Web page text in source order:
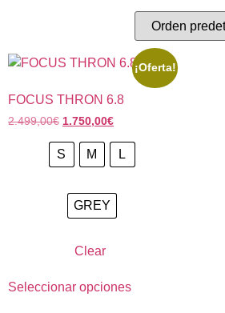
¡Oferta!
FOCUS THRON 6.8
2.499,00€ 1.750,00€
S M L
GREY
Clear
Seleccionar opciones